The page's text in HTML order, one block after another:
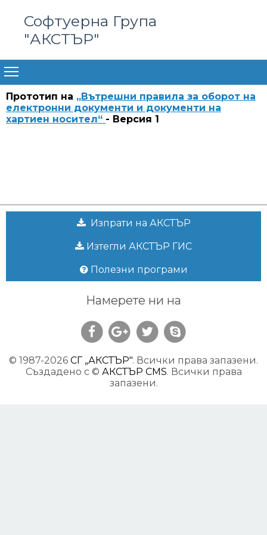
Софтуерна Група
"АКСТЪР"
Прототип на „Вътрешни правила за оборот на
електронни документи и документи на
хартиен носител“ - Версия 1
Изпрати на АКСТЪР
Изтегли АКСТЪР ГИС
Полезни програми
Намерете ни на
© 1987-2026 СГ „АКСТЪР". Всички права запазени.
Създадено с © АКСТЪР CMS. Всички права
запазени.